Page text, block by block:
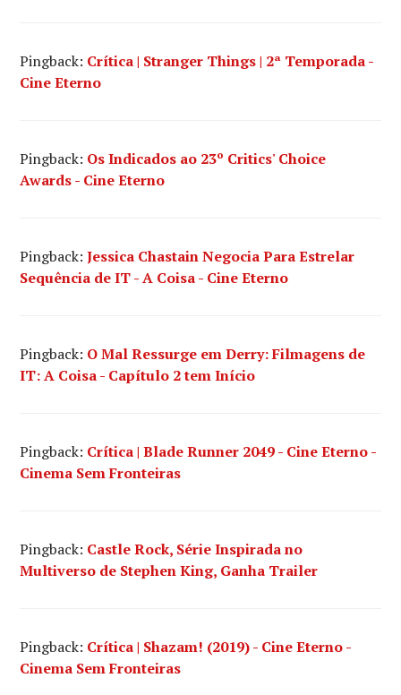
Pingback: Crítica | Stranger Things | 2ª Temporada -
Cine Eterno
Pingback: Os Indicados ao 23º Critics' Choice
Awards - Cine Eterno
Pingback:Jessica Chastain Negocia Para Estrelar
Sequência de IT - A Coisa - Cine Eterno
Pingback: O Mal Ressurge em Derry: Filmagens de
IT: A Coisa - Capítulo 2 tem Início
Pingback: Crítica | Blade Runner 2049 - Cine Eterno -
Cinema Sem Fronteiras
Pingback: Castle Rock, Série Inspirada no
Multiverso de Stephen King, Ganha Trailer
Pingback: Crítica | Shazam! (2019) - Cine Eterno -
Cinema Sem Fronteiras